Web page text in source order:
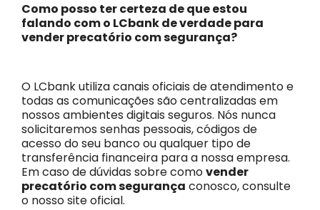
Como posso ter certeza de que estou
falando com o LCbank de verdade para
vender precatório com segurança?
O LCbank utiliza canais oficiais de atendimento e
todas as comunicações são centralizadas em
nossos ambientes digitais seguros. Nós nunca
solicitaremos senhas pessoais, códigos de
acesso do seu banco ou qualquer tipo de
transferência financeira para a nossa empresa.
Em caso de dúvidas sobre comovender
precatório com segurança conosco, consulte
o nosso site oficial.